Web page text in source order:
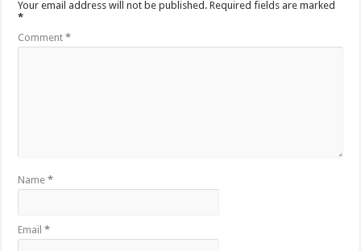
Your email address will not be published. Required fields are marked
*
Comment*
Name*
Email*